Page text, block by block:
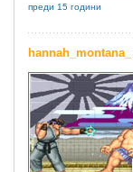
преди 15 години
hannah_montana_